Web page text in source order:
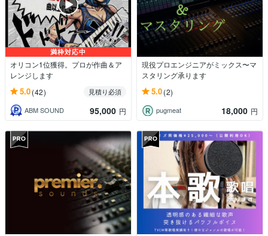
満枠対応中
オリコン1位獲得。プロが作曲＆ア
レンジします
5.0(42)
見積り必須
ABM SOUND
95,000 円
現役プロエンジニアがミックス〜マ
スタリング承ります
5.0(2)
pugmeat 18,000 円